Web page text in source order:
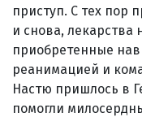
приступ. С тех пор
и снова, лекарства
приобретенные
реанимацией и
Настю пришлось в
помогли